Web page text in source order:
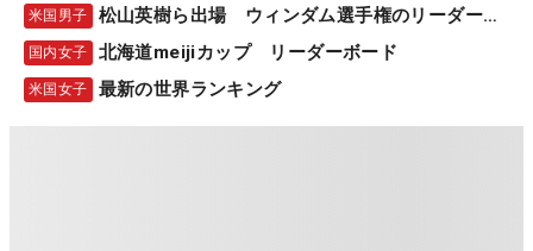
米国男子 松山英樹ら出場 ウィンダム選手権のリーダーボード
国内女子 北海道meijiカップ リーダーボード
米国女子 最新の世界ランキング